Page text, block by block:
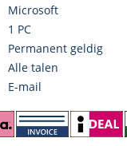
Microsoft
1 PC
Permanent geldig
Alle talen
E-mail